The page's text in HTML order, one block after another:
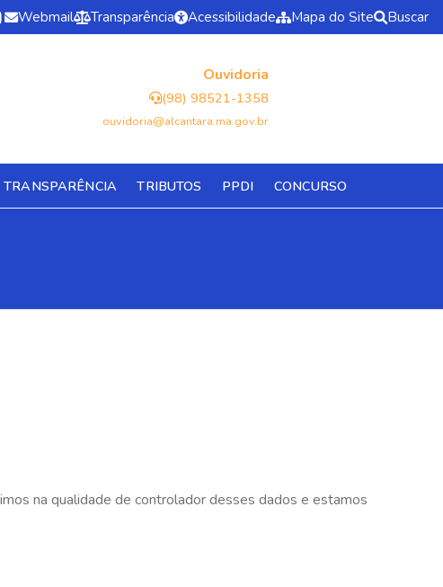
Webmail Transparência Acessibilidade Mapa do Site Buscar
Ouvidoria
(98) 98521-1358
ouvidoria@alcantara.ma.gov.br
TRANSPARÊNCIA TRIBUTOS PPDI CONCURSO
na qualidade de controlador desses dados e estamos